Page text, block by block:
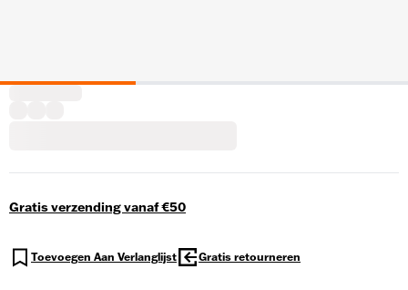
Gratis verzending vanaf €50
Toevoegen Aan Verlanglijst Gratis retourneren